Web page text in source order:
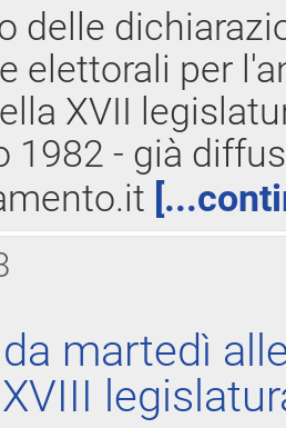
delle
elettorali per
XVII
1982 - già
martedì